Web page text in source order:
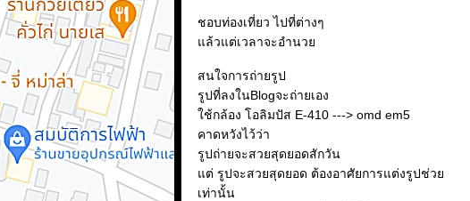
ชอบท่องเที่ยว ไปที่ต่างๆ
ล้วแต่เวลาจะอำนว
สนใจการถ่ายรูป
รูปที่ลงในBlogจะถ่ายเอง
ช้กล้อง โอลิมปัส E-410 ---> omd em5
คาดหวังไว้ว่า
รูปถ่ายจะสวยสุดยอดสักวัน
ต่ รูปจะสวยสุดยอด ต้องอาศัยการแต่งรูปช่ว
เท่านั้น